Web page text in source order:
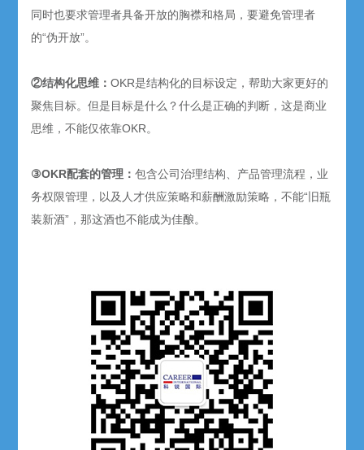
同时也要求管理者具备开放的胸襟和格局，要避免管理者
的“伪开放”。
②结构化思维：OKR是结构化的目标设定，帮助大家更好的
聚焦目标。但是目标是什么？什么是正确的判断，这是商业
思维，不能仅依靠OKR。
③OKR配套的管理：包含公司治理结构、产品管理流程，业
务权限管理，以及人才供应策略和薪酬激励策略，不能“旧瓶
装新酒”，那这酒也不能成为佳酿。